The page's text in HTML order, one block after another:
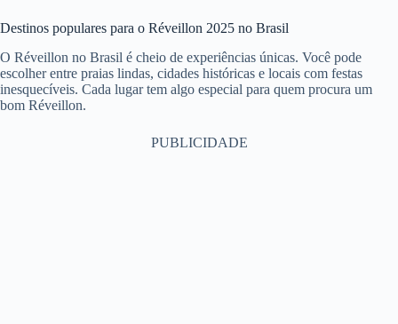
Destinos populares para o Réveillon 2025 no Brasil
O Réveillon no Brasil é cheio de experiências únicas. Você pode
escolher entre praias lindas, cidades históricas e locais com festas
inesquecíveis. Cada lugar tem algo especial para quem procura um
bom Réveillon.
PUBLICIDADE